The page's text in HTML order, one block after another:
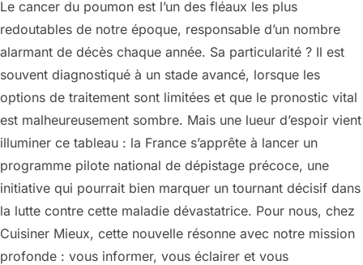
Le cancer du poumon est l’un des fléaux les plus
redoutables de notre époque, responsable d’un nombre
alarmant de décès chaque année. Sa particularité ? Il est
souvent diagnostiqué à un stade avancé, lorsque les
options de traitement sont limitées et que le pronostic vital
est malheureusement sombre. Mais une lueur d’espoir vient
illuminer ce tableau : la France s’apprête à lancer un
programme pilote national de dépistage précoce, une
initiative qui pourrait bien marquer un tournant décisif dans
la lutte contre cette maladie dévastatrice. Pour nous, chez
Cuisiner Mieux, cette nouvelle résonne avec notre mission
profonde : vous informer, vous éclairer et vous